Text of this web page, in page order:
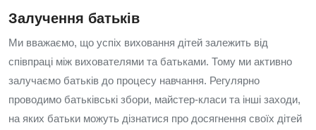
Залучення батьків
Ми вважаємо, що успіх виховання дітей залежить від
співпраці між вихователями та батьками. Тому ми активно
залучаємо батьків до процесу навчання. Регулярно
проводимо батьківські збори, майстер-класи та інші заходи,
на яких батьки можуть дізнатися про досягнення своїх дітей